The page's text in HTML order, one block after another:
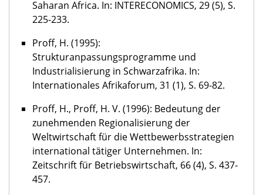
Saharan Africa. In: INTERECONOMICS, 29 (5), S.
225-233.
Proff, H. (1995):
Strukturanpassungsprogramme und
Industrialisierung in Schwarzafrika. In:
Internationales Afrikaforum, 31 (1), S. 69-82.
Proff, H., Proff, H. V. (1996): Bedeutung der
zunehmenden Regionalisierung der
Weltwirtschaft für die Wettbewerbsstrategien
international tätiger Unternehmen. In:
Zeitschrift für Betriebswirtschaft, 66 (4), S. 437-
457.